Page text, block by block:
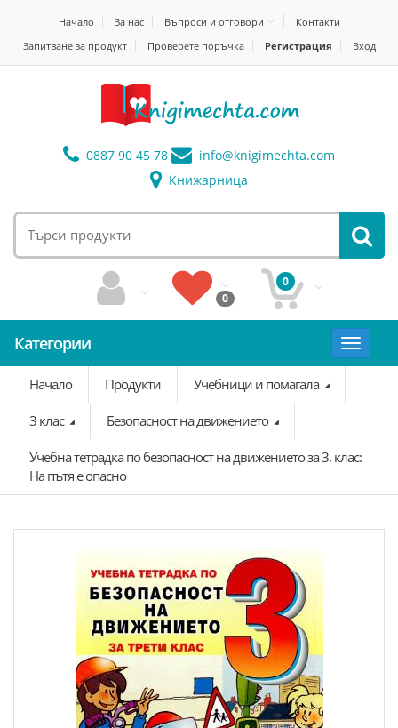
Начало За нас Въпроси и отговори
Контакти
Запитване за продукт
Проверете поръчка Регистрация Вход
0887 90 45 78 info@knigimechta.com
Книжарница
0
0
Категории
Toggle
Начало
Продукти Учебници и помагала
3 клас Безопасност на движението
Учебна тетрадка по безопасност на движението за 3. клас:
На пътя е опасно